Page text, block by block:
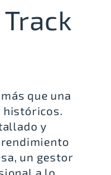
que una
históricos.
y
un gestor
a lo